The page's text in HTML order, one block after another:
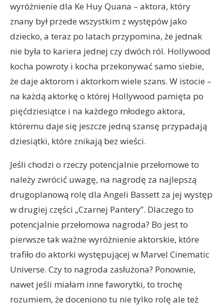
wyróżnienie dla Ke Huy Quana – aktora, który
znany był przede wszystkim z występów jako
dziecko, a teraz po latach przypomina, że jednak
nie była to kariera jednej czy dwóch ról. Hollywood
kocha powroty i kocha przekonywać samo siebie,
że daje aktorom i aktorkom wiele szans. W istocie –
na każdą aktorkę o której Hollywood pamięta po
pięćdziesiątce i na każdego młodego aktora,
któremu daje się jeszcze jedną szansę przypadają
dziesiątki, które znikają bez wieści.
Jeśli chodzi o rzeczy potencjalnie przełomowe to
należy zwrócić uwagę, na nagrodę za najlepszą
drugoplanową rolę dla Angeli Bassett za jej występ
w drugiej części „Czarnej Pantery”. Dlaczego to
potencjalnie przełomowa nagroda? Bo jest to
pierwsze tak ważne wyróżnienie aktorskie, które
trafiło do aktorki występującej w Marvel Cinematic
Universe. Czy to nagroda zasłużona? Ponownie,
nawet jeśli miałam inne faworytki, to trochę
rozumiem, że doceniono tu nie tylko rolę ale też